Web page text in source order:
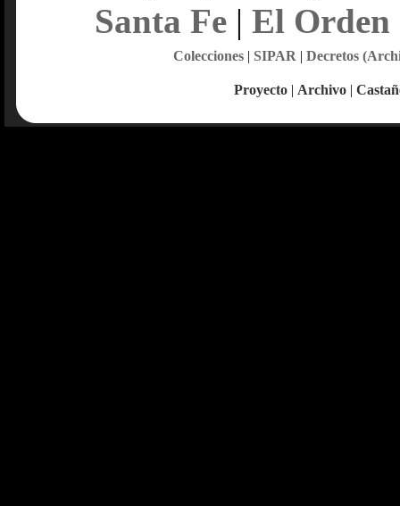
Santa Fe| El Orden
Colecciones| SIPAR | Decretos
Proyecto | Archivo |